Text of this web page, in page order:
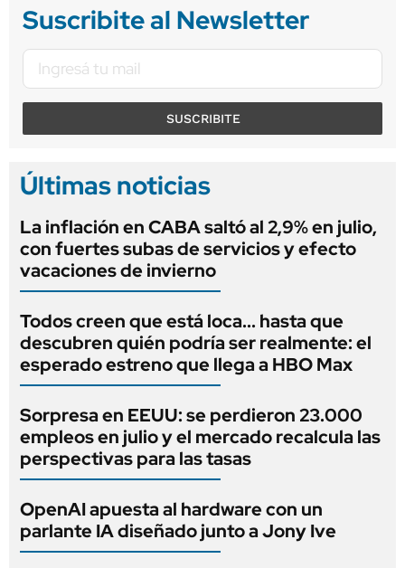
Suscribite al Newsletter
SUSCRIBITE
Últimas noticias
La inflación en CABA saltó al 2,9% en julio,
con fuertes subas de servicios y efecto
vacaciones de invierno
Todos creen que está loca... hasta que
descubren quién podría ser realmente: el
esperado estreno que llega a HBO Max
Sorpresa en EEUU: se perdieron 23.000
empleos en julio y el mercado recalcula las
perspectivas para las tasas
OpenAI apuesta al hardware con un
parlante IA diseñado junto a Jony Ive